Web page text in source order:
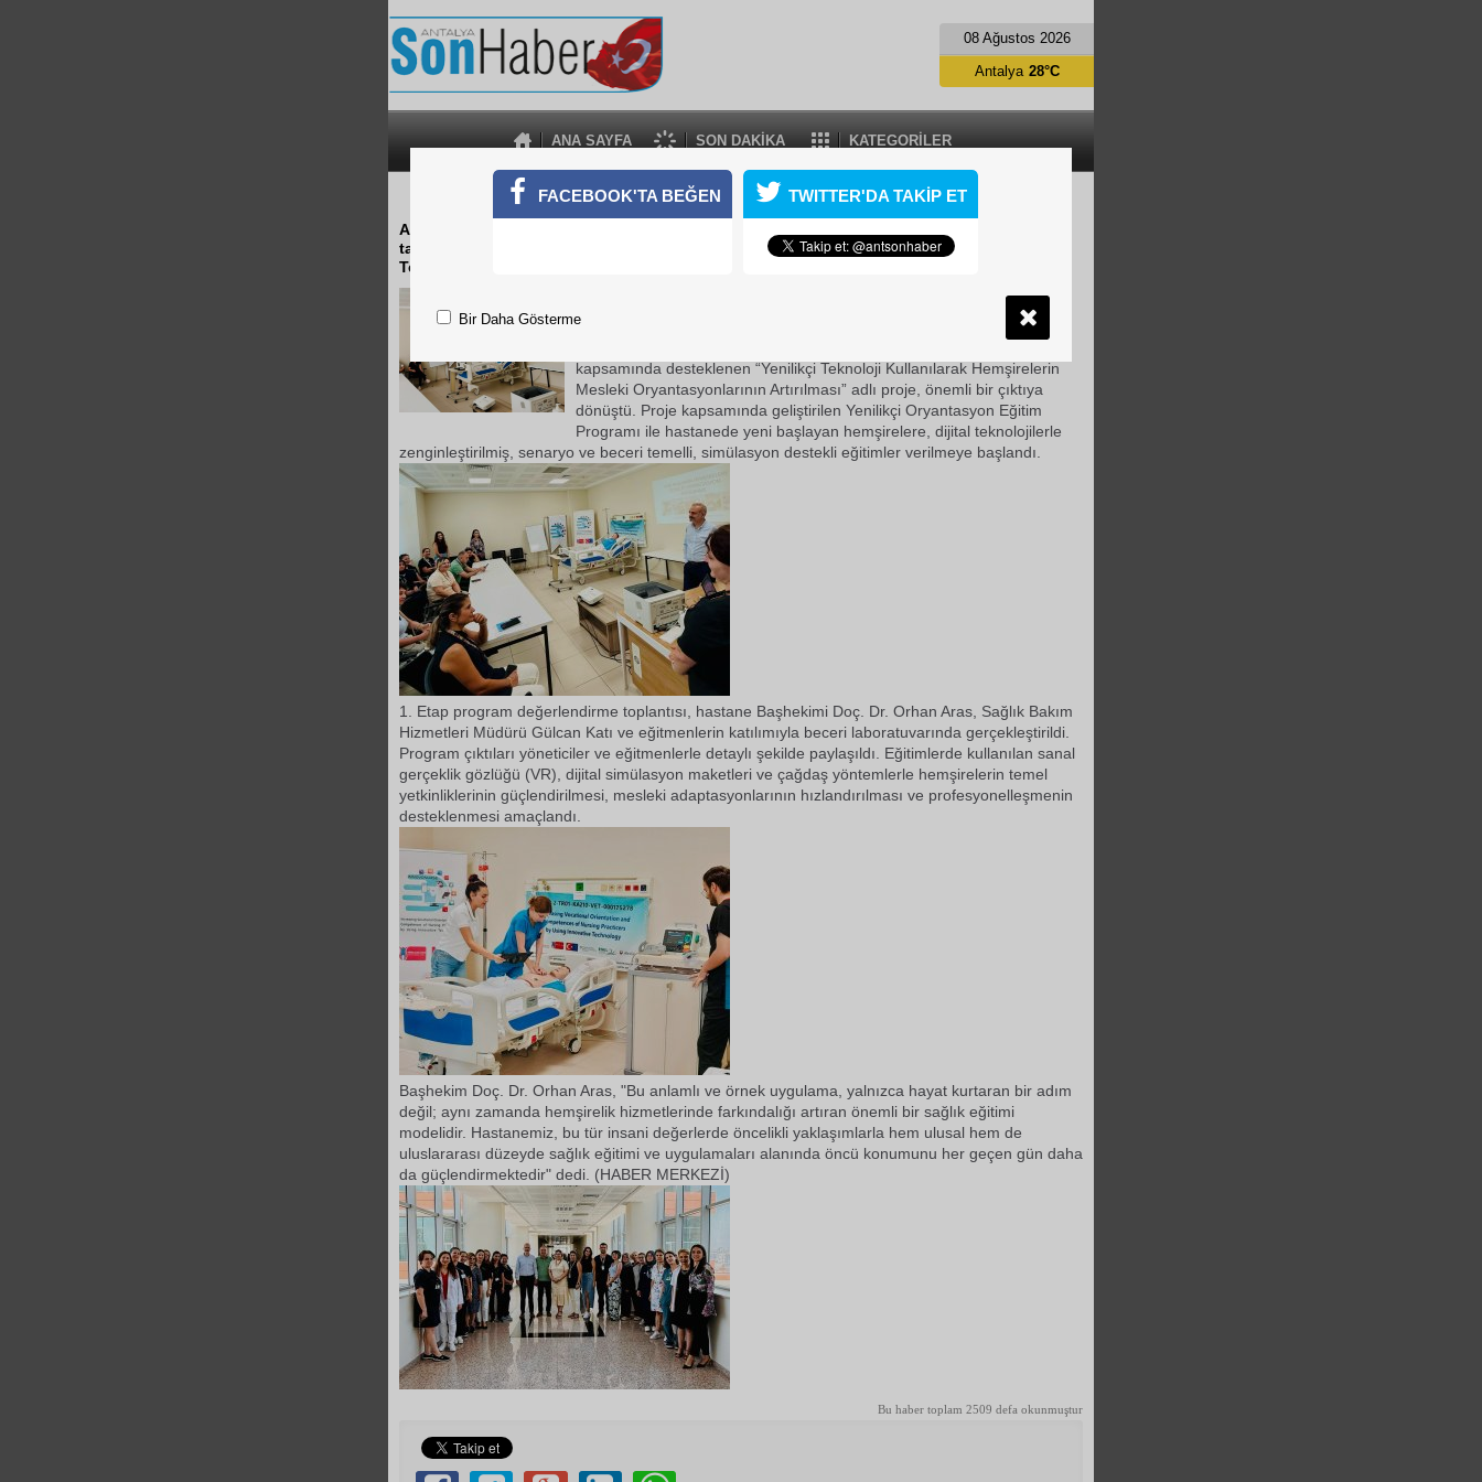
08 Ağustos 2026
ANA SAYFA SON DAKİKA KATEGORİLER
Antalya 28°C
AEAH’DEN HEMŞİRELİK EĞİTİMİNDE YENİLİKÇİ ADIM
Antalya Eğitim ve Araştırma Hastanesi (AEAH) Sağlık Bakım Hizmetleri Koordinatörlüğü
tarafından yürütülen ve ERASMUS+ (KA210-VET) kapsamında desteklenen “Yenilikçi
Teknoloji Kullanılarak Hemşirelerin Mesleki Oryantasyonlarının Artırılması” adlı proje
Antalya Eğitim ve Araştırma Hastanesi (AEAH) Sağlık Bakım Hizmetleri
kapsamında desteklenen “Yenilikçi Teknoloji Kullanılarak Hemşirelerin
Mesleki Oryantasyonlarının Artırılması” adlı proje, önemli bir çıktıya
dönüştü. Proje kapsamında geliştirilen Yenilikçi Oryantasyon Eğitim
Programı ile hastanede yeni başlayan hemşirelere, dijital teknolojilerle
zenginleştirilmiş, senaryo ve beceri temelli, simülasyon destekli eğitimler verilmeye başlandı.
1. Etap program değerlendirme toplantısı, hastane Başhekimi Doç. Dr. Orhan Aras, Sağlık Bakım
Hizmetleri Müdürü Gülcan Katı ve eğitmenlerin katılımıyla beceri laboratuvarında gerçekleştirildi.
Program çıktıları yöneticiler ve eğitmenlerle detaylı şekilde paylaşıldı. Eğitimlerde kullanılan sanal
gerçeklik gözlüğü (VR), dijital simülasyon maketleri ve çağdaş yöntemlerle hemşirelerin temel
yetkinliklerinin güçlendirilmesi, mesleki adaptasyonlarının hızlandırılması ve profesyonelleşmenin
desteklenmesi amaçlandı.
Başhekim Doç. Dr. Orhan Aras, "Bu anlamlı ve örnek uygulama, yalnızca hayat kurtaran bir adım
değil; aynı zamanda hemşirelik hizmetlerinde farkındalığı artıran önemli bir sağlık eğitimi
modelidir. Hastanemiz, bu tür insani değerlerde öncelikli yaklaşımlarla hem ulusal hem de
uluslararası düzeyde sağlık eğitimi ve uygulamaları alanında öncü konumunu her geçen gün daha
da güçlendirmektedir" dedi. (HABER MERKEZİ)
Bu haber toplam 2509 defa okunmuştur
FACEBOOK'TA BEĞEN TWITTER'DA TAKİP ET
Bir Daha Gösterme